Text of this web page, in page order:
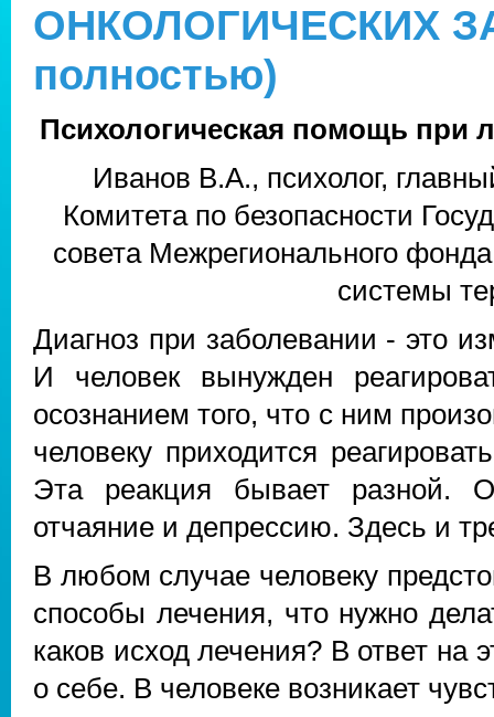
ОНКОЛОГИЧЕСКИХ
полностью)
Психологическая помощь при
Иванов В.А., психолог,
Комитета по безопасности
совета Межрегионального
системы
Диагноз при заболевании - это
И человек вынужден
осознанием того, что с ним
человеку приходится
Эта реакция бывает разной.
отчаяние и депрессию. Здесь и
В любом случае человеку
способы лечения, что нужно
каков исход лечения? В ответ
о себе. В человеке возникает